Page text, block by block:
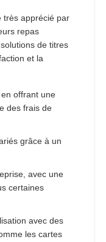
très apprécié par
repas
de titres
et la
en offrant une
des frais de
grâce à un
avec une
certaines
avec des
les cartes